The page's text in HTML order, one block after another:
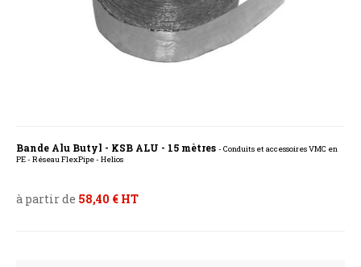
Bande Alu Butyl - KSB ALU - 15 mètres - Conduits et accessoires VMC en
PE - Réseau FlexPipe - Helios
à partir de 58,40 € HT